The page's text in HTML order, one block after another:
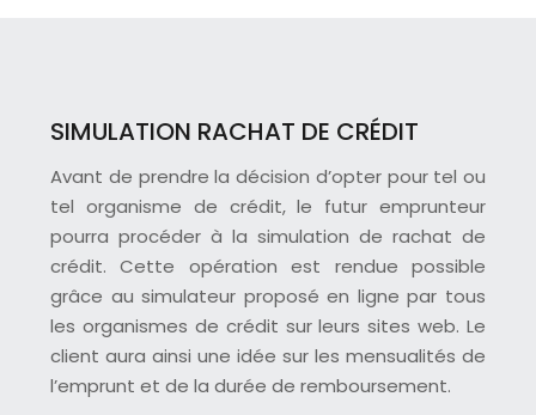
SIMULATION RACHAT DE CRÉDIT
Avant de prendre la décision d’opter pour tel ou
tel organisme de crédit, le futur emprunteur
pourra procéder à la simulation de rachat de
crédit. Cette opération est rendue possible
grâce au simulateur proposé en ligne par tous
les organismes de crédit sur leurs sites web. Le
client aura ainsi une idée sur les mensualités de
l’emprunt et de la durée de remboursement.